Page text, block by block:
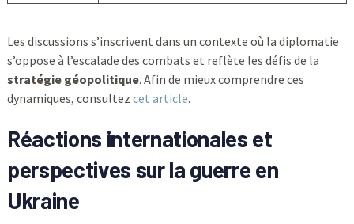
Les discussions s’inscrivent dans un contexte où la diplomatie
s’oppose à l’escalade des combats et reflète les défis de la
stratégie géopolitique. Afin de mieux comprendre ces
dynamiques, consultez cet article.
Réactions internationales et
perspectives sur la guerre en
Ukraine